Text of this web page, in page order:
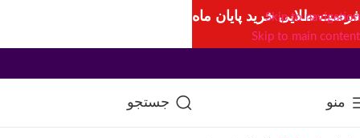
Skip to navigation
Skip to main content
منو جستجو
فرصت طلایی خرید پایان ماه